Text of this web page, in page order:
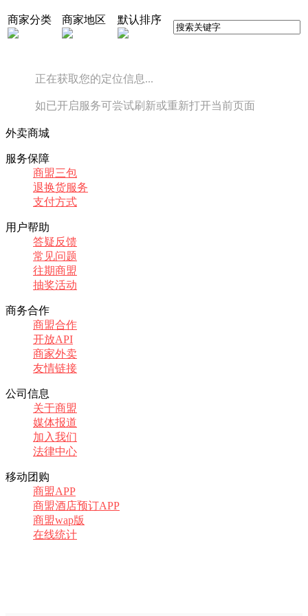
商家分类 商家地区 默认排序
正在获取您的定位信息...
如已开启服务可尝试刷新或重新打开当前页面
外卖商城
服务保障
商盟三包
退换货服务
支付方式
用户帮助
答疑反馈
常见问题
往期商盟
抽奖活动
商务合作
商盟合作
开放API
商家外卖
友情链接
公司信息
关于商盟
媒体报道
加入我们
法律中心
移动团购
商盟APP
商盟酒店预订APP
商盟wap版
在线统计